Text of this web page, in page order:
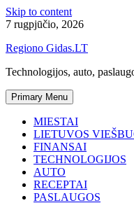
Skip to content
7 rugpjūčio, 2026
Regiono Gidas.LT
Technologijos, auto,
Primary Menu
MIESTAI
LIETUVOS
FINANSAI
TECHNOLOGIJOS
AUTO
RECEPTAI
PASLAUGOS